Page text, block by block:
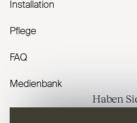
Installation
Pflege
FAQ
Medienbank
Haben